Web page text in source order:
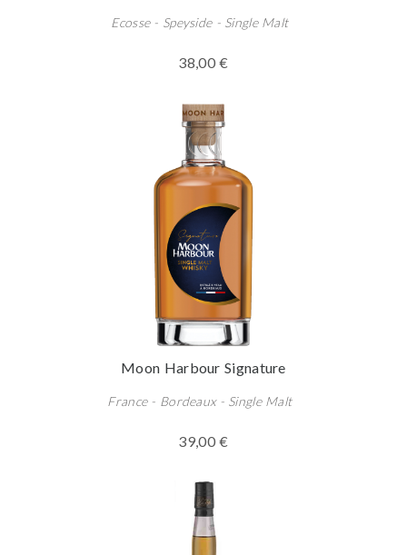
Ecosse - Speyside - Single Malt
38,00 €
Moon Harbour Signature
France - Bordeaux - Single Malt
39,00 €